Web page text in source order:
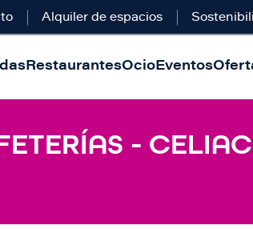
Alquiler de espacios
RestaurantesOcioEventos
-